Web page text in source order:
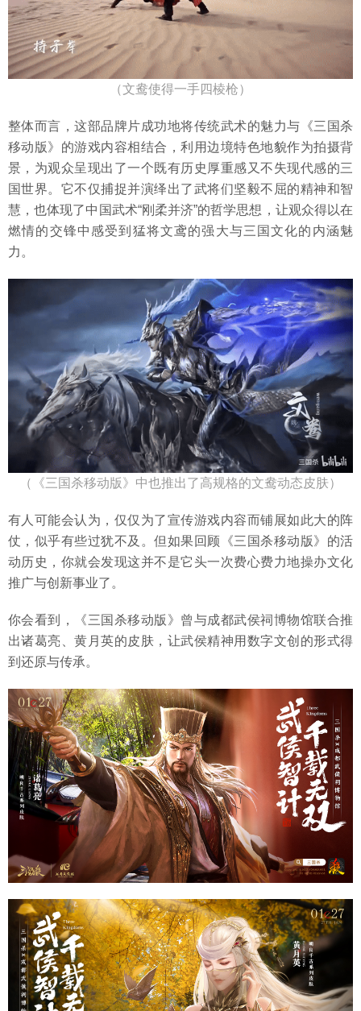
（文鸯使得一手四棱枪）
整体而言，这部品牌片成功地将传统武术的魅力与《三国杀
移动版》的游戏内容相结合，利用边境特色地貌作为拍摄背
景，为观众呈现出了一个既有历史厚重感又不失现代感的三
国世界。它不仅捕捉并演绎出了武将们坚毅不屈的精神和智
慧，也体现了中国武术“刚柔并济”的哲学思想，让观众得以在
燃情的交锋中感受到猛将文鸢的强大与三国文化的内涵魅
力。
（《三国杀移动版》中也推出了高规格的文鸯动态皮肤）
有人可能会认为，仅仅为了宣传游戏内容而铺展如此大的阵
仗，似乎有些过犹不及。但如果回顾《三国杀移动版》的活
动历史，你就会发现这并不是它头一次费心费力地操办文化
推广与创新事业了。
你会看到，《三国杀移动版》曾与成都武侯祠博物馆联合推
出诸葛亮、黄月英的皮肤，让武侯精神用数字文创的形式得
到还原与传承。